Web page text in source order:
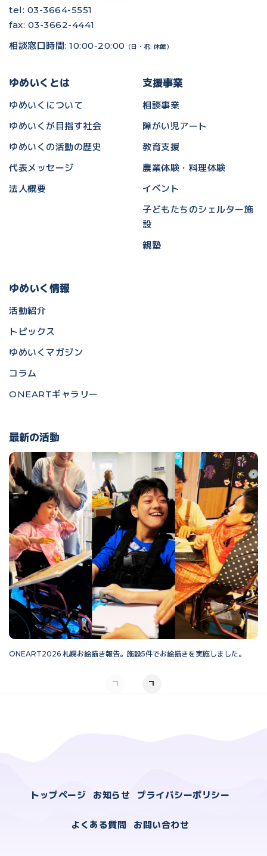
tel: 03-3664-5551
fax: 03-3662-4441
相談窓口時間: 10:00-20:00
（日・祝: 休館）
ゆめいくとは
ゆめいくについて
ゆめいくが目指す社会
ゆめいくの活動の歴史
代表メッセージ
法人概要
支援事業
相談事業
障がい児アート
教育支援
農業体験・料理体験
イベント
子どもたちのシェルター施
設
親塾
ゆめいく情報
活動紹介
トピックス
ゆめいくマガジン
コラム
ONEARTギャラリー
最新の活動
ONEART2026 札幌お絵描き報告。施設5件でお絵描きを実施しました。
トップページ お知らせ プライバシーポリシー
よくある質問 お問い合わせ